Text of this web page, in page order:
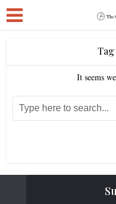
It seems